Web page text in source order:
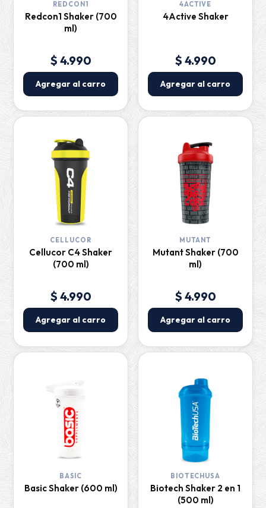
REDCON1
Redcon1 Shaker (700
ml)
$ 4.990
Agregar al carro
4ACTIVE
4Active Shaker
$ 4.990
Agregar al carro
CELLUCOR
Cellucor C4 Shaker
(700 ml)
$ 4.990
Agregar al carro
MUTANT
Mutant Shaker (700
ml)
$ 4.990
Agregar al carro
BASIC
Basic Shaker (600 ml)
BIOTECHUSA
Biotech Shaker 2 en 1
(500 ml)